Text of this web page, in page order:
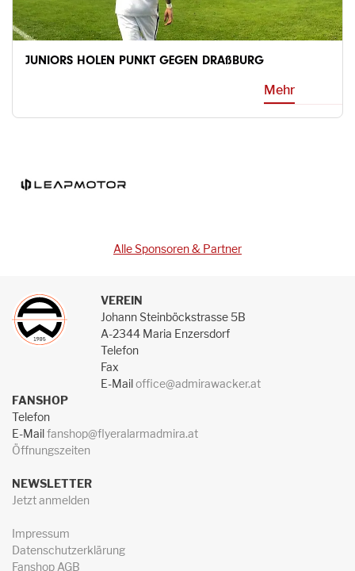
JUNIORS HOLEN PUNKT GEGEN DRAßBURG
Mehr
Alle Sponsoren & Partner
VEREIN
Johann Steinböckstrasse 5B
A-2344 Maria Enzersdorf
Telefon
Fax
E-Mailoffice@admirawacker.at
FANSHOP
Telefon
E-Mailfanshop@flyeralarmadmira.at
Öffnungszeiten
NEWSLETTER
Jetzt anmelden
Impressum
Datenschutzerklärung
Fanshop AGB